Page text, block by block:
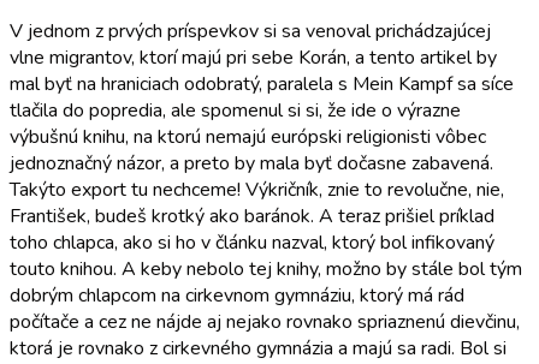
V jednom z prvých príspevkov si sa venoval prichádzajúcej
vlne migrantov, ktorí majú pri sebe Korán, a tento artikel by
mal byť na hraniciach odobratý, paralela s Mein Kampf sa síce
tlačila do popredia, ale spomenul si si, že ide o výrazne
výbušnú knihu, na ktorú nemajú európski religionisti vôbec
jednoznačný názor, a preto by mala byť dočasne zabavená.
Takýto export tu nechceme! Výkričník, znie to revolučne, nie,
František, budeš krotký ako baránok. A teraz prišiel príklad
toho chlapca, ako si ho v článku nazval, ktorý bol infikovaný
touto knihou. A keby nebolo tej knihy, možno by stále bol tým
dobrým chlapcom na cirkevnom gymnáziu, ktorý má rád
počítače a cez ne nájde aj nejako rovnako spriaznenú dievčinu,
ktorá je rovnako z cirkevného gymnázia a majú sa radi. Bol si